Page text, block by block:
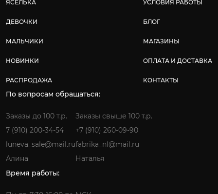
ЯСЕЛЬКА
ДЕВОЧКИ
МАЛЬЧИКИ
НОВИНКИ
РАСПРОДАЖА
УСЛОВИЯ РАБОТЫ
БЛОГ
МАГАЗИНЫ
ОПЛАТА И ДОСТАВКА
КОНТАКТЫ
По вопросам обращаться:
Заказы до 100 т.р.
7 (910) 200-34-54
luneva_sale@mail.ru
Алина
Заказы свыше 100 т.р.
+7 (910) 260-09-90
fabrika_nl@mail.ru
Наталья
Время работы: